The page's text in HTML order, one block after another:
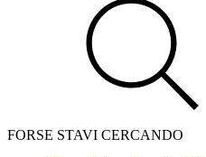
FORSE STAVI CERCANDO